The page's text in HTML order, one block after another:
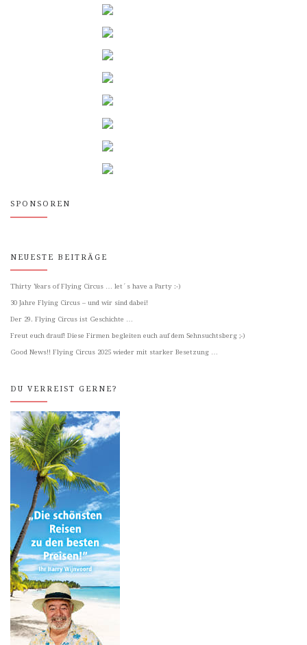
SPONSOREN
NEUESTE BEITRÄGE
Thirty Years of Flying Circus … let´s have a Party :-)
30 Jahre Flying Circus – und wir sind dabei!
Der 29. Flying Circus ist Geschichte …
Freut euch drauf! Diese Firmen begleiten euch auf dem Sehnsuchtsberg ;-)
Good News!! Flying Circus 2025 wieder mit starker Besetzung …
DU VERREIST GERNE?